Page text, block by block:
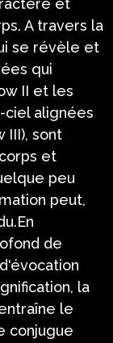
et
A travers la
se révèle et
qui
II et les
ciel alignées
III), sont
et
peu
peut,
de
la
le
conjugue